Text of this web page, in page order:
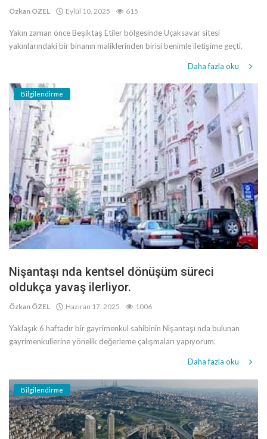
Özkan ÖZEL Eylül 10, 2025 615
Yakın zaman önce Beşiktaş Etiler bölgesinde Uçaksavar sitesi
yakınlarındaki bir binanın maliklerinden birisi benimle iletişime geçti.
Daha fazla oku
Bilgilendirme
Nişantaşı nda kentsel dönüşüm süreci
oldukça yavaş ilerliyor.
Özkan ÖZEL Haziran 17, 2025 1006
Yaklaşık 6 haftadır bir gayrimenkul sahibinin Nişantaşı nda bulunan
gayrimenkullerine yönelik değerleme çalışmaları yapıyorum.
Daha fazla oku
Bilgilendirme